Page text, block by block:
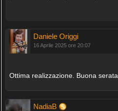
Daniele Origgi
16 Aprile 2025 ore 20:07
Ottima realizzazione. Buona serata
NadiaB